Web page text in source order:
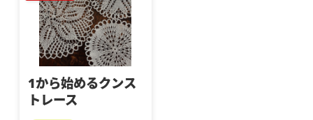
1から始めるクンス
トレース